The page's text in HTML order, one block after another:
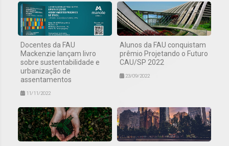
Docentes da FAU
Mackenzie lançam livro
sobre sustentabilidade e
urbanização de
assentamentos
11/11/2022
Alunos da FAU conquistam
prêmio Projetando o Futuro
CAU/SP 2022
23/09/2022